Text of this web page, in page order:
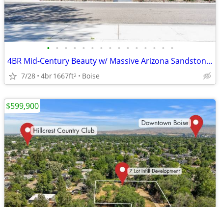
• • • • • • • • • • • • • • •
4BR Mid-Century Beauty w/ Massive Arizona Sandstone Fireplace
7/28 4br1667ft2 Boise
$599,900